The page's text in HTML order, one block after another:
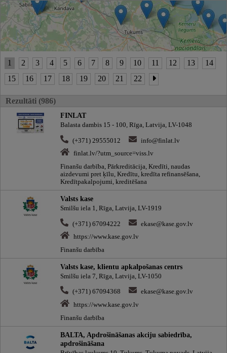
1 2 3 4 5 6 7 8 9 10 11 12 13
14
15
16 17 18 19 20 21 22
Rezultāti (986)
FINLAT
Balasta dambis 15 - 100, Rīga, Latvija, LV-1048
(+371) 29555012
info@finlat.lv
finlat.lv/?utm_source=viss.lv
Finanšu darbība, Pārkreditācija, Kredīti, naudas
aizdevumi pret ķīlu, Kredītu, kredīta refinansēšana,
Kredītpakalpojumi, kreditēšana
Valsts kase
Smilšu iela 1, Rīga, Latvija, LV-1919
(+371) 67094222
ekase@kase.gov.lv
https://www.kase.gov.lv
Finanšu darbība
Valsts kase, klientu apkalpošanas centrs
Smilšu iela 7, Rīga, Latvija, LV-1050
(+371) 67094368
ekase@kase.gov.lv
https://www.kase.gov.lv
Finanšu darbība
BALTA, Apdrošināšanas akciju sabiedrība,
apdrošināšana